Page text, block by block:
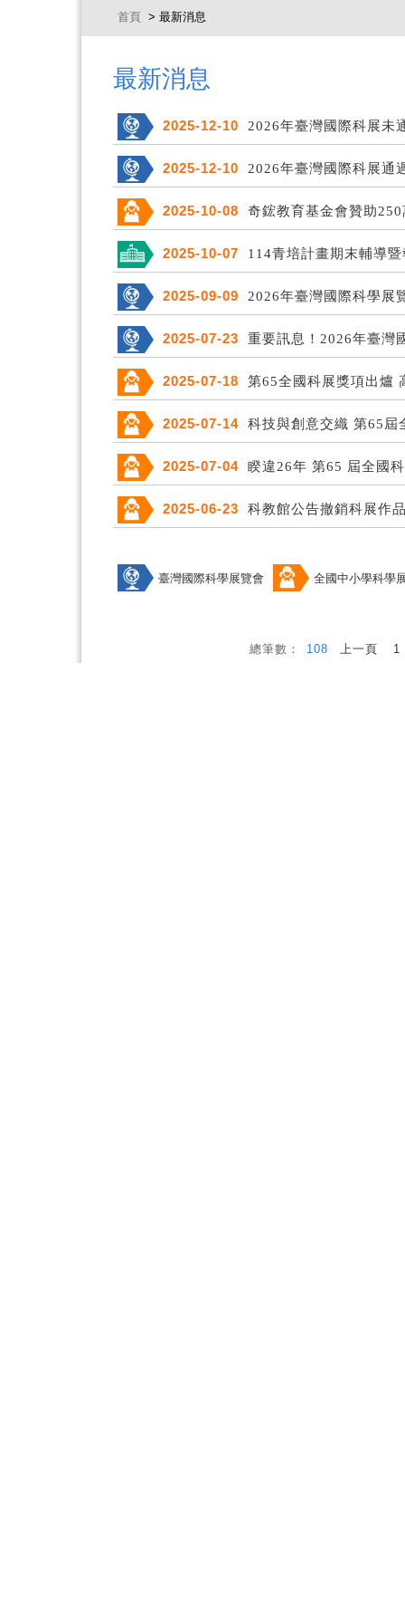
首頁 > 最新消息
最新消息
2025-12-10 2026年臺灣國際科展未
2025-12-10 2026年臺灣國際科展通
2025-10-08 奇鋐教育基金會贊助
2025-10-07 114青培計畫期末輔導
2025-09-09 2026年臺灣國際科學展
2025-07-23 重要訊息！2026年臺灣
2025-07-18 第65全國科展獎項出爐
2025-07-14 科技與創意交織 第65屆
2025-07-04 睽違26年 第65 屆全國
2025-06-23 科教館公告撤銷科展作
臺灣國際科學展覽會 全國中小學科學
總筆數： 108 上一頁 1